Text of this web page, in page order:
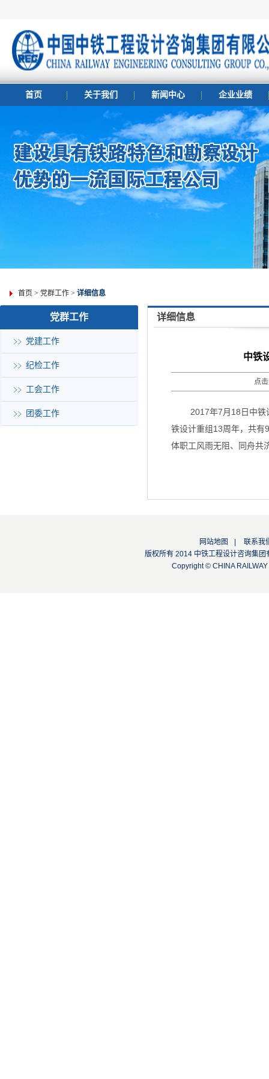
首页 关于我们 新闻中心 企业业绩
首页 > 党群工作 > 详细信息
党群工作
党建工作
纪检工作
工会工作
团委工作
详细信息
中铁
点
2017年7月18日中铁
铁设计重组13周年，共有
体职工风雨无阻、同舟共
网站地图
联系我
版权所有 2014 中铁工程设计咨询
Copyright © CHINA